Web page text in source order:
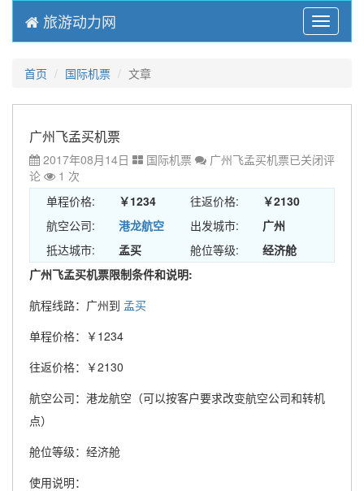
Menu
旅游动力网
首页 国际机票 文章
广州飞孟买机票
2017年08月14日 国际机票 广州飞孟买机票已关闭评
论
1 次
单程价格:
￥1234 往返价格:
￥2130
航空公司:
港龙航空 出发城市:
广州
抵达城市:
孟买 舱位等级:
经济舱
广州飞孟买机票限制条件和说明:
航程线路：广州到 孟买
单程价格：￥1234
往返价格：￥2130
航空公司：港龙航空（可以按客户要求改变航空公司和转机
点）
舱位等级：经济舱
使用说明：